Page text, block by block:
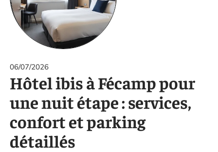
06/07/2026
Hôtel ibis à Fécamp pour
une nuit étape : services,
confort et parking
détaillés